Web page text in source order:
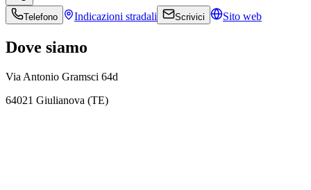
Telefono Indicazioni stradali Scrivici Sito web
Dove siamo
Via Antonio Gramsci 64d
64021 Giulianova (TE)